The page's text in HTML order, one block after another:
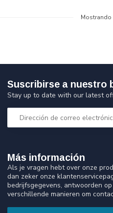
Mostrando
Más información
Als je vragen hebt over onze
dan zeker onze
bedrijfsgegevens, antwoorden
verschillende manieren om
Suscribirse a nuestro
Stay up to date with our latest